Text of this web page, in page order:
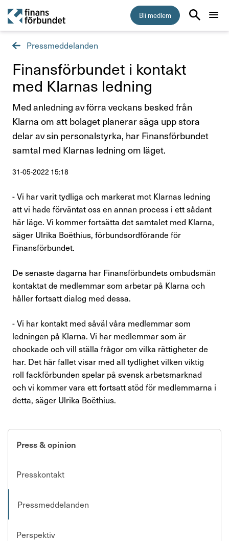
Bli medlem
Råd & stöd
Om Finansförbundet
Presskontakt
Pressmeddelanden
Perspektiv
Finansförbundets åsikter
Rapporter
Remissvar
Demokratifrågor
Pressmeddelanden
Finans­för­bundet i kontakt
med Klarnas ledning
Med anledning av förra veckans besked från
Klarna om att bolaget planerar säga upp stora
delar av sin personalstyrka, har Finansförbundet
samtal med Klarnas ledning om läget.
31-05-2022 15:18
- Vi har varit tydliga och markerat mot Klarnas ledning
att vi hade förväntat oss en annan process i ett sådant
här läge. Vi kommer fortsätta det samtalet med Klarna,
säger Ulrika Boëthius, förbundsordförande för
Finansförbundet.
De senaste dagarna har Finansförbundets ombudsmän
kontaktat de medlemmar som arbetar på Klarna och
håller fortsatt dialog med dessa.
- Vi har kontakt med såväl våra medlemmar som
ledningen på Klarna. Vi har medlemmar som är
chockade och vill ställa frågor om vilka rättigheter de
har. Det här fallet visar med all tydlighet vilken viktig
roll fackförbunden spelar på svensk arbetsmarknad
och vi kommer vara ett fortsatt stöd för medlemmarna i
detta, säger Ulrika Boëthius.
Press & opinion
Presskontakt
Pressmeddelanden
Perspektiv